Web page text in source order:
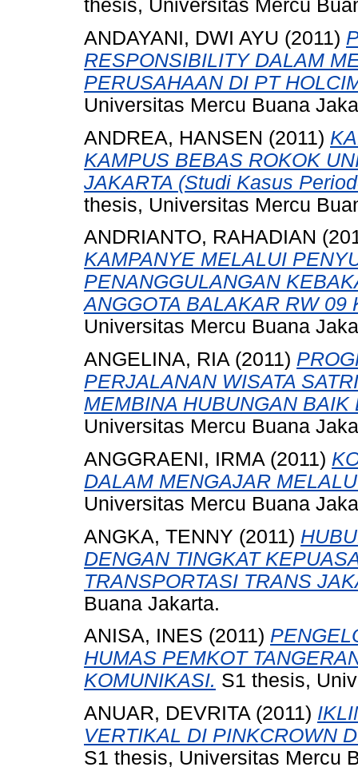
thesis, Universitas Mercu
ANDAYANI, DWI AYU (2011)
RESPONSIBILITY DALAM
PERUSAHAAN DI PT
Universitas Mercu Buana
ANDREA, HANSEN (2011)
KAMPUS BEBAS ROKOK
JAKARTA (Studi Kasus
thesis, Universitas Mercu
ANDRIANTO, RAHADIAN
KAMPANYE MELALUI
PENANGGULANGAN
ANGGOTA BALAKAR RW 09
Universitas Mercu Buana
ANGELINA, RIA (2011)
PERJALANAN WISATA
MEMBINA HUBUNGAN
Universitas Mercu Buana
ANGGRAENI, IRMA (2011)
DALAM MENGAJAR
Universitas Mercu Buana
ANGKA, TENNY (2011)
DENGAN TINGKAT
TRANSPORTASI TRANS
Buana Jakarta.
ANISA, INES (2011)
HUMAS PEMKOT
KOMUNIKASI. S1 thesis,
ANUAR, DEVRITA (2011)
VERTIKAL DI PINKCROWN
S1 thesis, Universitas Mercu